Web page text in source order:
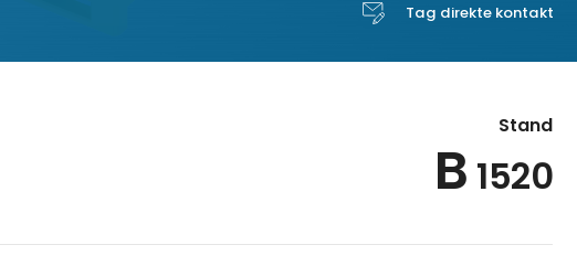
Tag direkte kontakt
Stand
B 1520